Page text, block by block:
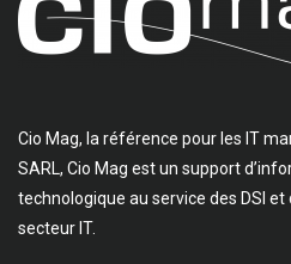
Cio Mag, la référence pour les IT
SARL, Cio Mag est un support
technologique au service des DSI
secteur IT.